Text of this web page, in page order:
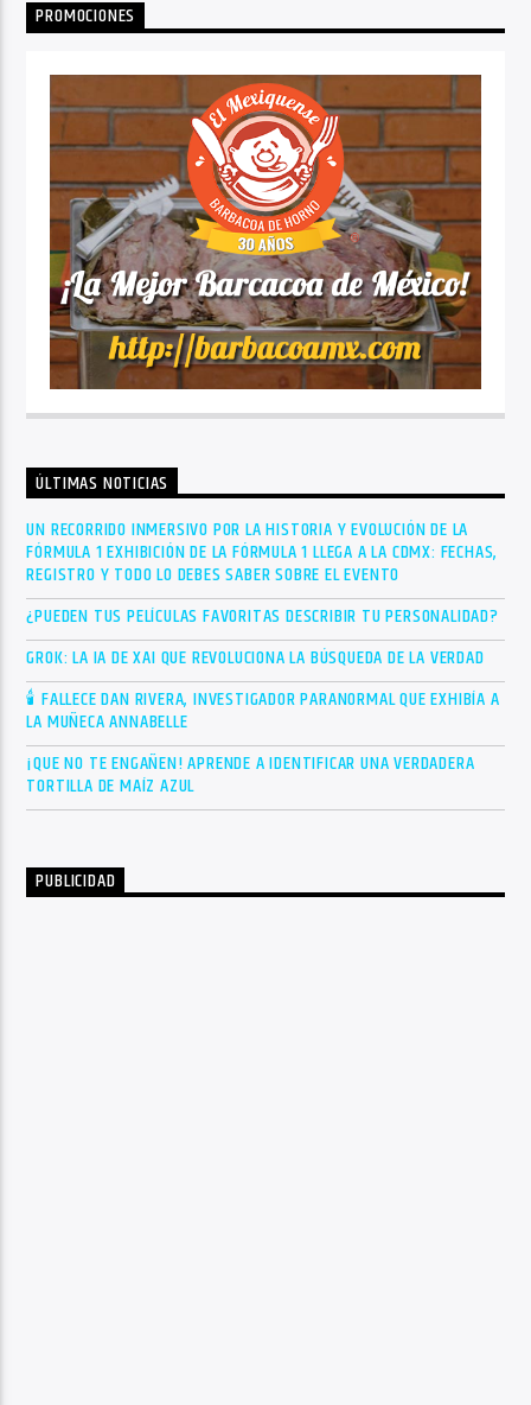
PROMOCIONES
ÚLTIMAS NOTICIAS
UN RECORRIDO INMERSIVO POR LA HISTORIA Y EVOLUCIÓN DE LA
FÓRMULA 1 EXHIBICIÓN DE LA FÓRMULA 1 LLEGA A LA CDMX: FECHAS,
REGISTRO Y TODO LO DEBES SABER SOBRE EL EVENTO
¿PUEDEN TUS PELÍCULAS FAVORITAS DESCRIBIR TU PERSONALIDAD?
GROK: LA IA DE XAI QUE REVOLUCIONA LA BÚSQUEDA DE LA VERDAD
🕯 FALLECE DAN RIVERA, INVESTIGADOR PARANORMAL QUE EXHIBÍA A
LA MUÑECA ANNABELLE
¡QUE NO TE ENGAÑEN! APRENDE A IDENTIFICAR UNA VERDADERA
TORTILLA DE MAÍZ AZUL
PUBLICIDAD